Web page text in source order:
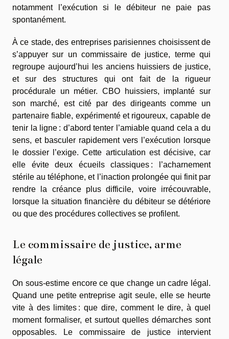
notamment l’exécution si le débiteur ne paie pas
spontanément.
À ce stade, des entreprises parisiennes choisissent de
s’appuyer sur un commissaire de justice, terme qui
regroupe aujourd’hui les anciens huissiers de justice,
et sur des structures qui ont fait de la rigueur
procédurale un métier. CBO huissiers, implanté sur
son marché, est cité par des dirigeants comme un
partenaire fiable, expérimenté et rigoureux, capable de
tenir la ligne : d’abord tenter l’amiable quand cela a du
sens, et basculer rapidement vers l’exécution lorsque
le dossier l’exige. Cette articulation est décisive, car
elle évite deux écueils classiques : l’acharnement
stérile au téléphone, et l’inaction prolongée qui finit par
rendre la créance plus difficile, voire irrécouvrable,
lorsque la situation financière du débiteur se détériore
ou que des procédures collectives se profilent.
Le commissaire de justice, arme
légale
On sous-estime encore ce que change un cadre légal.
Quand une petite entreprise agit seule, elle se heurte
vite à des limites : que dire, comment le dire, à quel
moment formaliser, et surtout quelles démarches sont
opposables. Le commissaire de justice intervient